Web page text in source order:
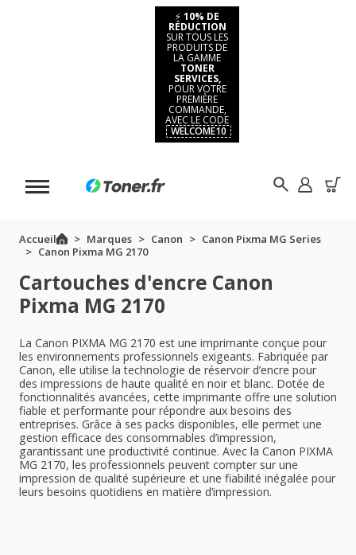
⚡ 10% DE
RÉDUCTION
SUR TOUS LES
PRODUITS DE
LA GAMME
TONER
SERVICES,
POUR VOTRE
PREMIÈRE
COMMANDE,
AVEC LE CODE
WELCOME10
Accueil Marques Canon
Canon Pixma MG Series
Canon Pixma MG 2170
Cartouches d'encre Canon
Pixma MG 2170
La Canon PIXMA MG 2170 est une imprimante conçue pour
les environnements professionnels exigeants. Fabriquée par
Canon, elle utilise la technologie de réservoir d’encre pour
des impressions de haute qualité en noir et blanc. Dotée de
fonctionnalités avancées, cette imprimante offre une solution
fiable et performante pour répondre aux besoins des
entreprises. Grâce à ses packs disponibles, elle permet une
gestion efficace des consommables d’impression,
garantissant une productivité continue. Avec la Canon PIXMA
MG 2170, les professionnels peuvent compter sur une
impression de qualité supérieure et une fiabilité inégalée pour
leurs besoins quotidiens en matière d’impression.